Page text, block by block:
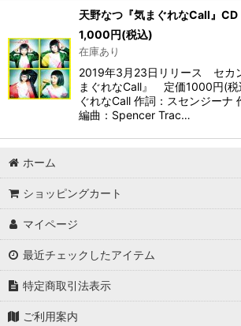
天野なつ『気まぐれなCall』CD
1,000円(税込)
在庫あり
2019年3月23日リリース セカ
まぐれなCall』 定価1000円(
ぐれなCall 作詞：スセンジーナ
編曲：Spencer Trac…
ホーム
ショッピングカート
マイページ
最近チェックしたアイテム
特定商取引法表示
ご利用案内